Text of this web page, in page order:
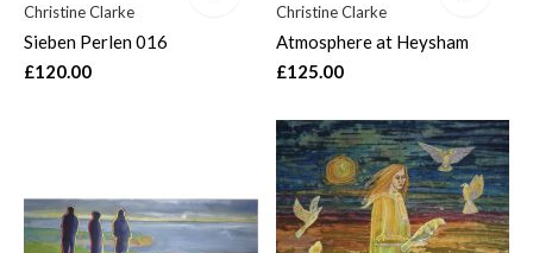
Christine Clarke
Sieben Perlen 016
£120.00
Christine Clarke
Atmosphere at Heysham
£125.00